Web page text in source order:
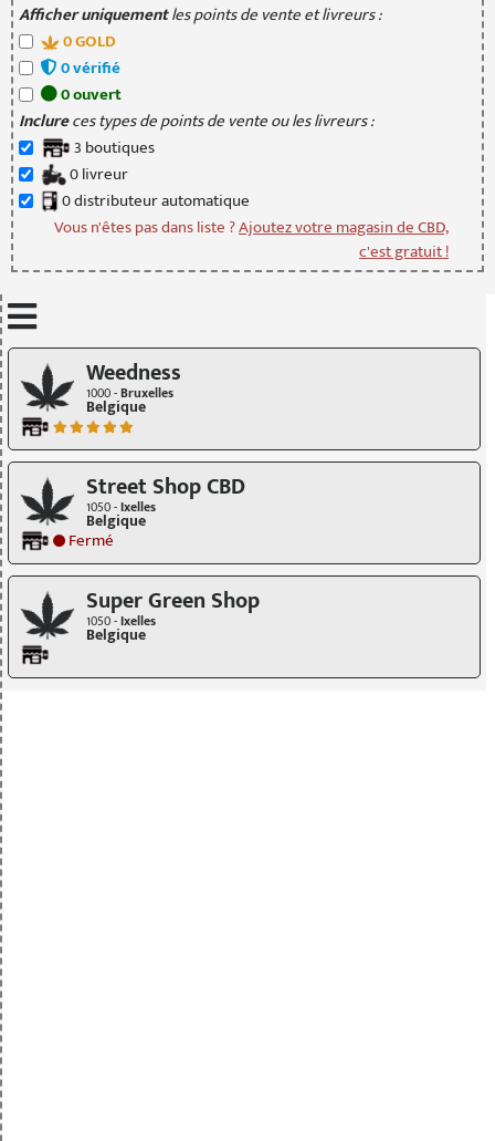
Afficher uniquementles points de vente et livreurs :
0GOLD
0vérifié
0ouvert
Inclureces types de points de vente ou les livreurs :
3 boutiques
0livreur
0distributeurautomatique
Vous n'êtes pas dans liste ?Ajoutez votre magasin de CBD,
c'est gratuit !
Weedness
1000 -Bruxelles
Belgique
Street Shop CBD
1050 -Ixelles
Belgique
Fermé
Super Green Shop
1050 -Ixelles
Belgique